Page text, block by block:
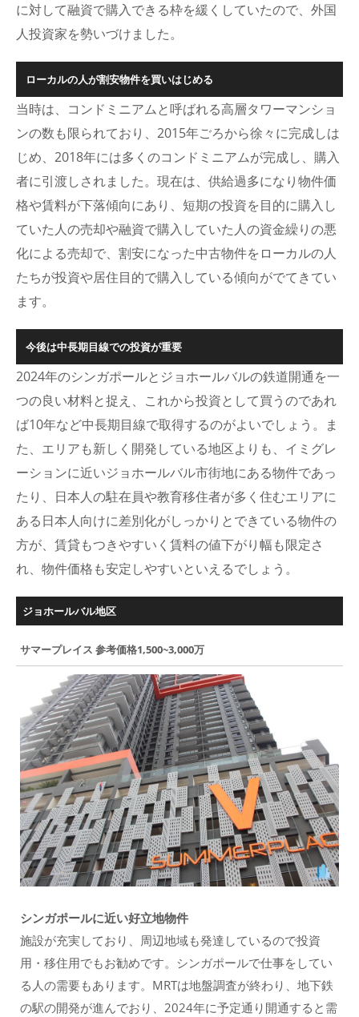
に対して融資で購入できる枠を緩くしていたので、外国
人投資家を勢いづけました。
ローカルの人が割安物件を買いはじめる
当時は、コンドミニアムと呼ばれる高層タワーマンショ
ンの数も限られており、2015年ごろから徐々に完成しは
じめ、2018年には多くのコンドミニアムが完成し、購入
者に引渡しされました。現在は、供給過多になり物件価
格や賃料が下落傾向にあり、短期の投資を目的に購入し
ていた人の売却や融資で購入していた人の資金繰りの悪
化による売却で、割安になった中古物件をローカルの人
たちが投資や居住目的で購入している傾向がでてきてい
ます。
今後は中長期目線での投資が重要
2024年のシンガポールとジョホールバルの鉄道開通を一
つの良い材料と捉え、これから投資として買うのであれ
ば10年など中長期目線で取得するのがよいでしょう。ま
た、エリアも新しく開発している地区よりも、イミグレ
ーションに近いジョホールバル市街地にある物件であっ
たり、日本人の駐在員や教育移住者が多く住むエリアに
ある日本人向けに差別化がしっかりとできている物件の
方が、賃貸もつきやすいく賃料の値下がり幅も限定さ
れ、物件価格も安定しやすいといえるでしょう。
ジョホールバル地区
サマープレイス 参考価格1,500~3,000万
シンガポールに近い好立地物件
施設が充実しており、周辺地域も発達しているので投資
用・移住用でもお勧めです。シンガポールで仕事をしてい
る人の需要もあります。MRTは地盤調査が終わり、地下鉄
の駅の開発が進んでおり、2024年に予定通り開通すると需